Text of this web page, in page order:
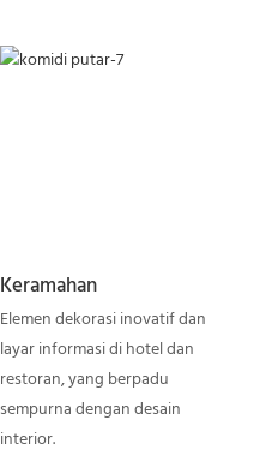
Keramahan
Elemen dekorasi inovatif dan
layar informasi di hotel dan
restoran, yang berpadu
sempurna dengan desain
interior.